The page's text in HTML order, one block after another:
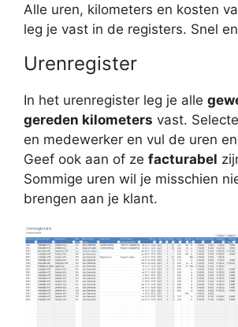
Alle uren, kilometers en kosten
leg je vast in de registers. Snel
Urenregister
In het urenregister leg je alle
gereden kilometers vast.
en medewerker en vul de uren
Geef ook aan of ze facturabel
Sommige uren wil je misschien
brengen aan je klant.